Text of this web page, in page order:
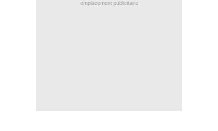
emplacement publicitaire